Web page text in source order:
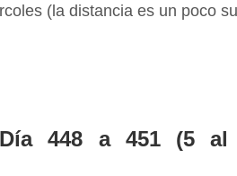
(la distancia es un poco
448 a 451 (5 al